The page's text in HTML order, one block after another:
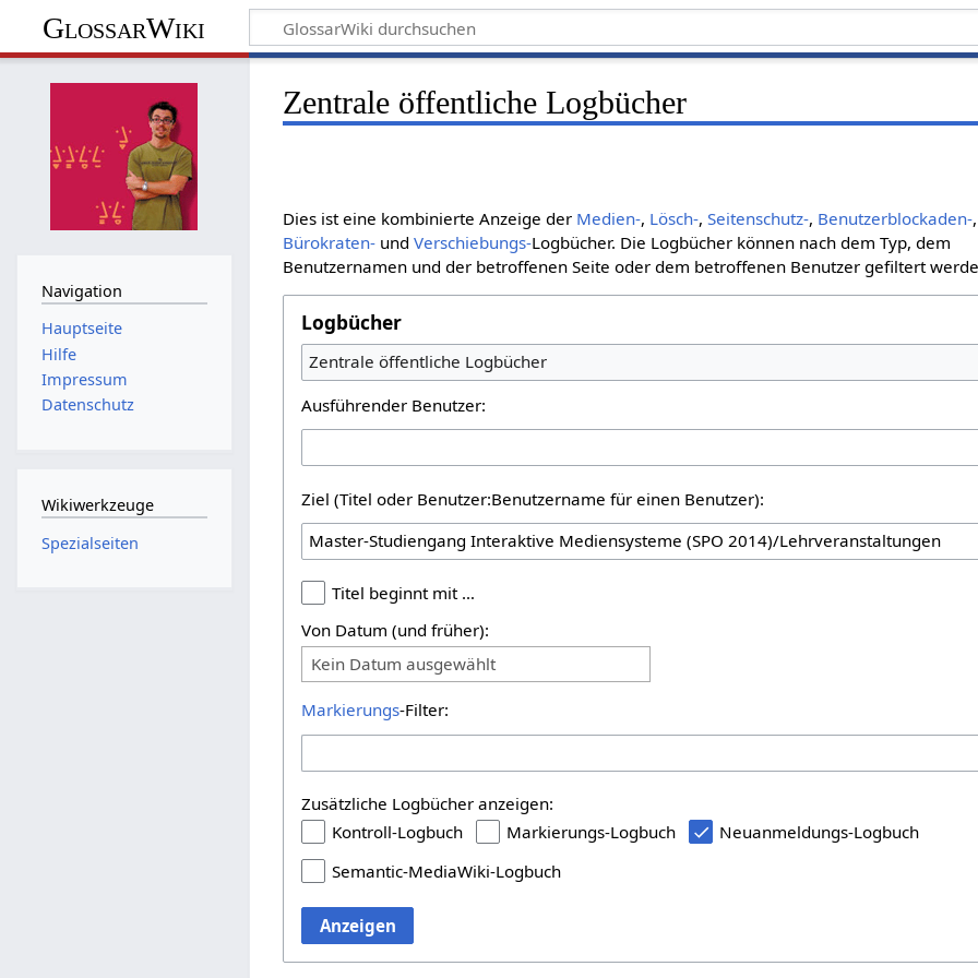
GlossarWiki
Zentrale öffentliche Logbücher
Dies ist eine kombinierte Anzeige der Medien-, Lösch-,Seitenschutz-, Benutzerblockaden-,
Bürokraten- undVerschiebungs-Logbücher. Die Logbücher können nach dem Typ, dem
Benutzernamen und der betroffenen Seite oder dem betroffenen Benutzer gefiltert
Logbücher
Zentrale öffentliche Logbücher
Ausführender Benutzer:
Ziel (Titel oder Benutzer:Benutzername für einen Benutzer):
Titel beginnt mit …
Von Datum (und früher):
Kein Datum ausgewählt
Markierungs-Filter:
Zusätzliche Logbücher anzeigen:
Kontroll-Logbuch
Markierungs-Logbuch
Neuanmeldungs-Logbuch
Semantic-MediaWiki-Logbuch
Anzeigen
Navigation
Hauptseite
Hilfe
Impressum
Datenschutz
Wikiwerkzeuge
Spezialseiten